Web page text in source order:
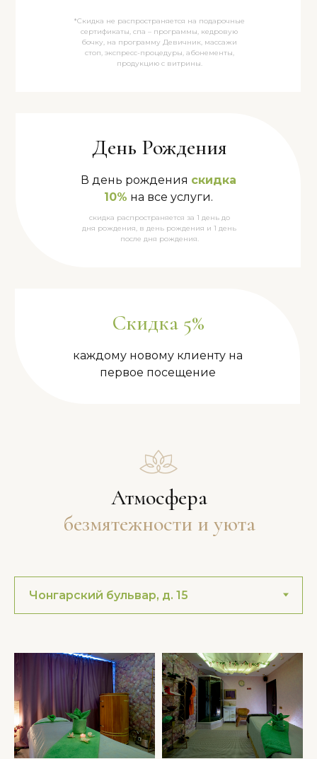
Скидка 5%
*Скидка не распространяется на подарочные
сертификаты, спа – программы, кедровую
бочку, на программу Девичник, массажи
стоп, экспресс-процедуры, абонементы,
продукцию с витрины.
каждому новому клиенту на
первое посещение
День Рождения
В день рождения скидка
10% на все услуги.
скидка распространяется за 1 день до
дня рождения, в день рождения и 1 день
после дня рождения.
Атмосфера
безмятежности и уюта